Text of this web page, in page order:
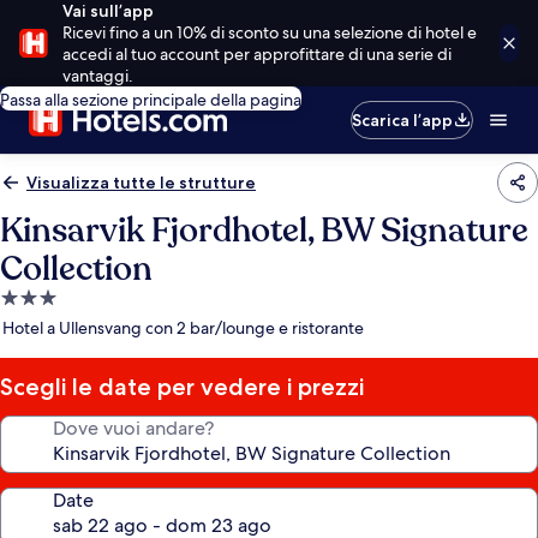
Vai sull’app
Ricevi fino a un 10% di sconto su una selezione di hotel e
accedi al tuo account per approfittare di una serie di
vantaggi.
Passa alla sezione principale della pagina
Scarica l’app
Visualizza tutte le strutture
Kinsarvik Fjordhotel, BW Signature
Collection
Struttura
a
stelle
Hotel a Ullensvang con 2 bar/lounge e ristorante
Scegli le date per vedere i prezzi
Dove vuoi andare?
Date